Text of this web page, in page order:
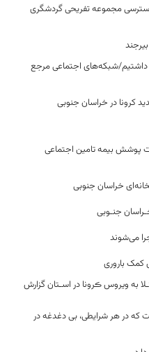
مجموعه تفریحی گردشگری
داشتیم/شبکه‌های اجتماعی مرجع
پوشش بیمه تامین اجتماعی
خراسان جنوبی
جنـوبی
به ویروس ڪرونا در اسـتان گزارش
که در هر شرایطی، بی دغدغه در